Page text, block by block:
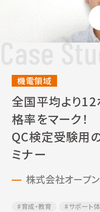
Case
機電領域
全国平均より
格率をマーク！
QC検定受験用
ミナー
株式会社オープ
#育成・教育 #サポート